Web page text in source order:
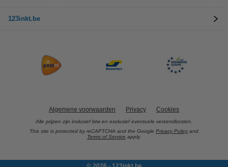
123inkt.be
Algemene voorwaarden Privacy Cookies
Alle prijzen zijn inclusief btw en exclusief eventuele verzendkosten.
This site is protected by reCAPTCHA and the Google Privacy Policy and
Terms of Service apply.